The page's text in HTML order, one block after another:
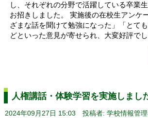
し、それぞれの分野で活躍している卒業
お招きしました。 実施後の在校生アンケ
ざまな話を聞けて勉強になった」「とて
どといった意見が寄せられ、大変好評でし
人権講話・体験学習を実施しまし
2024年09月27日 15:03 投稿者: 学校情報管